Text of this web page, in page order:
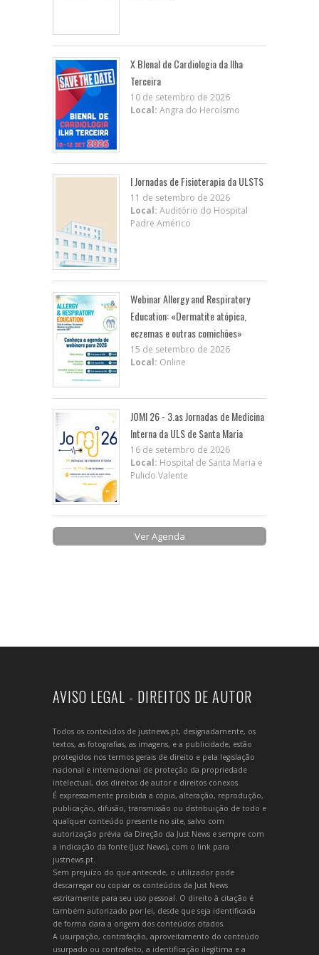
X BIenal de Cardiologia da Ilha
Terceira
10 de setembro de 2026
Local: Angra do Heroísmo
I Jornadas de Fisioterapia da ULSTS
11 de setembro de 2026
Local: Auditório do Hospital
Padre Américo
Webinar Allergy and Respiratory
Education: «Dermatite atópica,
eczemas e outras comichões»
15 de setembro de 2026
Local: Online
JOMI 26 - 3.as Jornadas de Medicina
Interna da ULS de Santa Maria
16 de setembro de 2026
Local: Hospital de Santa Maria e
Pulido Valente
Ver Agenda
AVISO LEGAL - DIREITOS DE AUTOR
Todos os conteúdos de justnews.pt, designadamente, os
textos, as fotografias, as imagens, e a publicidade, estão
protegidos nos termos gerais de direito e pela legislação
nacional e internacional de proteção da propriedade
intelectual, dos direitos de autor e direitos conexos.
É expressamente proibida a cópia, alteração, reprodução,
publicação, difusão, transmissão ou distribuição de todo e
qualquer conteúdo presente no site, salvo com
autorização prévia da Direção da Just News e sempre com
a indicação da fonte (Just News), com o link para
justnews.pt.
Sem prejuízo do que antecede, o utilizador pode
descarregar ou copiar os conteúdos da Just News
estritamente para seu uso pessoal. O direito à citação é
também autorizado por lei, desde que seja identificada
de forma clara a origem dos conteúdos citados.
A usurpação, contrafação, aproveitamento do conteúdo
usurpado ou contrafeito, a identificação ilegítima e a